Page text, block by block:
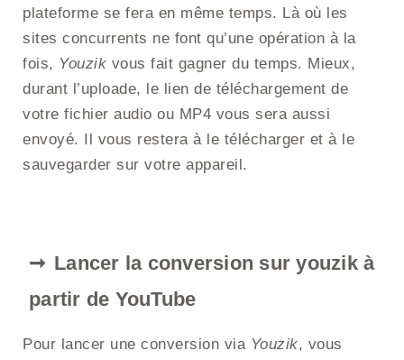
plateforme se fera en même temps. Là où les
sites concurrents ne font qu’une opération à la
fois, Youzik vous fait gagner du temps. Mieux,
durant l’uploade, le lien de téléchargement de
votre fichier audio ou MP4 vous sera aussi
envoyé. Il vous restera à le télécharger et à le
sauvegarder sur votre appareil.
Lancer la conversion sur youzik à
partir de YouTube
Pour lancer une conversion via Youzik, vous